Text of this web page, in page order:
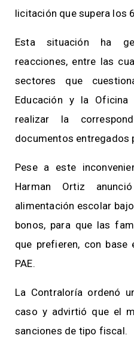
licitación que supera los
Esta situación ha
reacciones, entre las
sectores que
Educación y la
realizar la
documentos entregados
Pese a este
Harman Ortiz
alimentación escolar
bonos, para que las
que prefieren, con
PAE.
La Contraloría ordenó
caso y advirtió que el
sanciones de tipo fiscal.